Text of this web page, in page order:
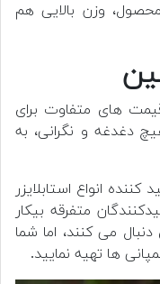
محصول، وزن بالایی هم
های متفاوت برای
دغدغه و نگرانی، به
انواع استابلایزر
متفرقه بیکار
می کنند، اما شما
ها تهیه نمایید.